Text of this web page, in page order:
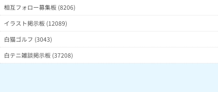
相互フォロー募集板 (8206)
イラスト掲示板 (12089)
白猫ゴルフ (3043)
白テニ雑談掲示板 (37208)